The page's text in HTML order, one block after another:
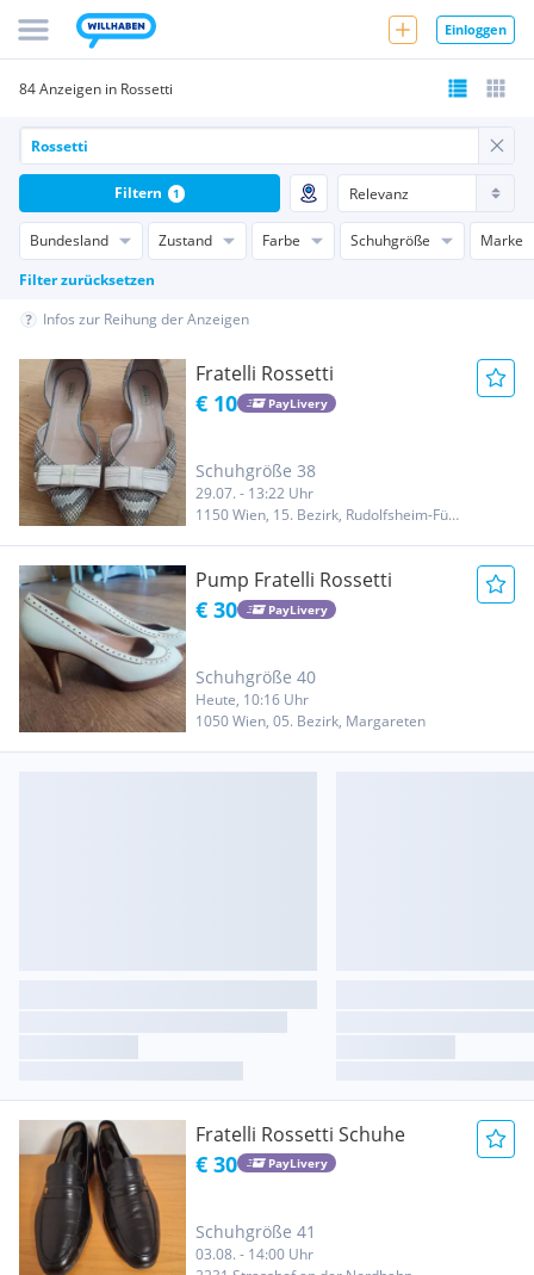
Einloggen
84 Anzeigen in Rossetti
Bundesland Zustand Farbe Schuhgröße
Marke
Filter zurücksetzen
Filtern 1
Infos zur Reihung der Anzeigen
Fratelli Rossetti
€ 10 PayLivery
Schuhgröße 38
29.07. - 13:22 Uhr
1150 Wien, 15. Bezirk, Rudolfsheim-Fünfhaus
Pump Fratelli Rossetti
€ 30 PayLivery
Schuhgröße 40
Heute, 10:16 Uhr
1050 Wien, 05. Bezirk, Margareten
Fratelli Rossetti Schuhe
€ 30 PayLivery
Schuhgröße 41
03.08. - 14:00 Uhr